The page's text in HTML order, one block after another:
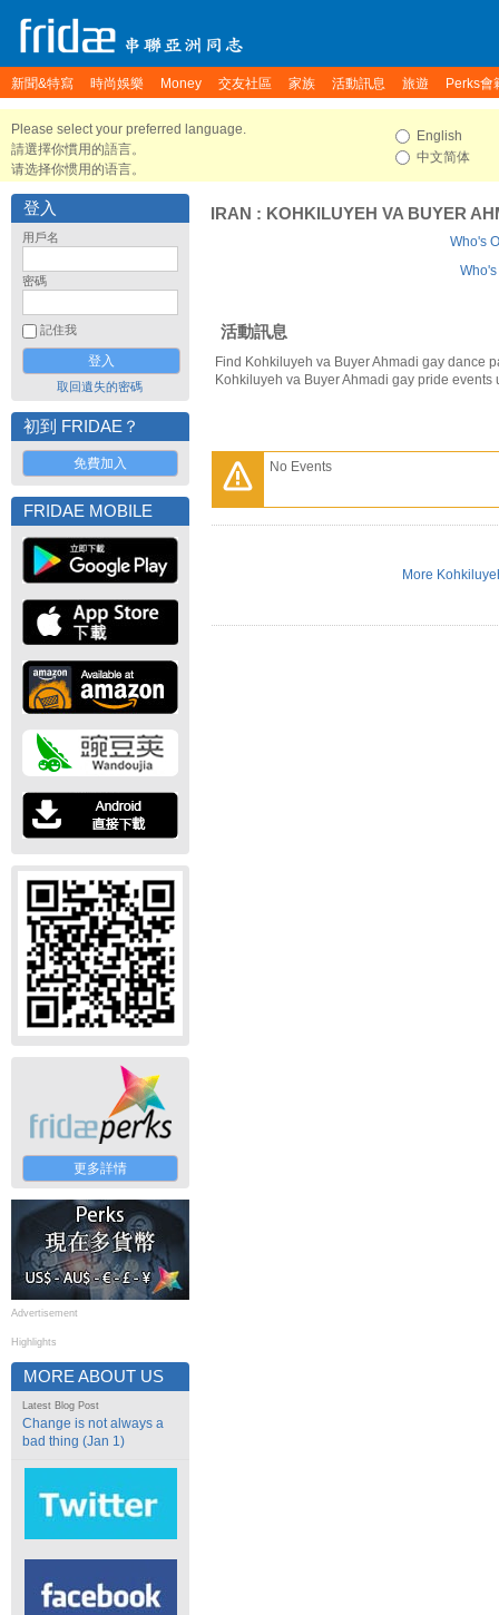
新聞&特寫 時尚娛樂 Money 交友社區 家族 活動訊息 旅遊 Perks會
Please select your preferred language.
請選擇你慣用的語言。
请选择你惯用的语言。
English
中文简体
登入
用戶名
密碼
記住我
取回遺失的密碼
初到 FRIDAE？
免費加入
FRIDAE MOBILE
更多詳情
Advertisement
Highlights
MORE ABOUT US
Latest Blog Post
Change is not always a
bad thing (Jan 1)
IRAN : KOHKILUYEH VA BUYER
Who's
活動訊息
Find Kohkiluyeh va Buyer Ahmadi gay dance
Kohkiluyeh va Buyer Ahmadi gay pride events
No Events
More